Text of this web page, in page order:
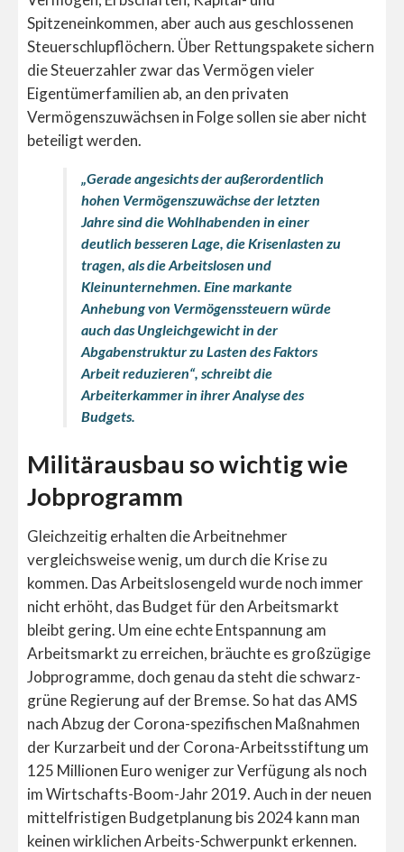
Spitzeneinkommen, aber auch aus geschlossenen
Steuerschlupflöchern. Über Rettungspakete sichern
die Steuerzahler zwar das Vermögen vieler
Eigentümerfamilien ab, an den privaten
Vermögenszuwächsen in Folge sollen sie aber nicht
beteiligt werden.
„Gerade angesichts der außerordentlich
hohen Vermögenszuwächse der letzten
Jahre sind die Wohlhabenden in einer
deutlich besseren Lage, die Krisenlasten zu
tragen, als die Arbeitslosen und
Kleinunternehmen. Eine markante
Anhebung von Vermögenssteuern würde
auch das Ungleichgewicht in der
Abgabenstruktur zu Lasten des Faktors
Arbeit reduzieren“, schreibt die
Arbeiterkammer in ihrer Analyse des
Budgets.
Militärausbau so wichtig wie
Jobprogramm
Gleichzeitig erhalten die Arbeitnehmer
vergleichsweise wenig, um durch die Krise zu
kommen. Das Arbeitslosengeld wurde noch immer
nicht erhöht, das Budget für den Arbeitsmarkt
bleibt gering. Um eine echte Entspannung am
Arbeitsmarkt zu erreichen, bräuchte es großzügige
Jobprogramme, doch genau da steht die schwarz-
grüne Regierung auf der Bremse. So hat das AMS
nach Abzug der Corona-spezifischen Maßnahmen
der Kurzarbeit und der Corona-Arbeitsstiftung um
125 Millionen Euro weniger zur Verfügung als noch
im Wirtschafts-Boom-Jahr 2019. Auch in der neuen
mittelfristigen Budgetplanung bis 2024 kann man
keinen wirklichen Arbeits-Schwerpunkt erkennen.